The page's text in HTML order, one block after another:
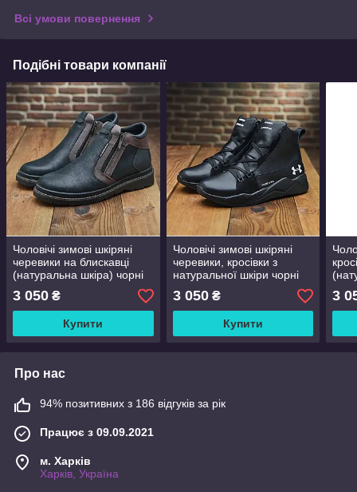
Всі умови повернення
Подібні товари компанії
Чоловічі зимові шкіряні
черевики на блискавці
(натуральна шкіра) чорні
на хутрі для чоловіків на
зиму, розмір 40 41 42 43
44 45
3 050 ₴
Купити
Чоловічі зимові шкіряні
черевики, кросівки з
натуральної шкіри чорні
на хутрі для чоловіків на
зиму, розмір 40 41 42 43
44 45
3 050₴
Купити
на
на
43
3
Про нас
94% позитивних з 186 відгуків за рік
Працює з 09.09.2021
м. Харків
Харків, Україна